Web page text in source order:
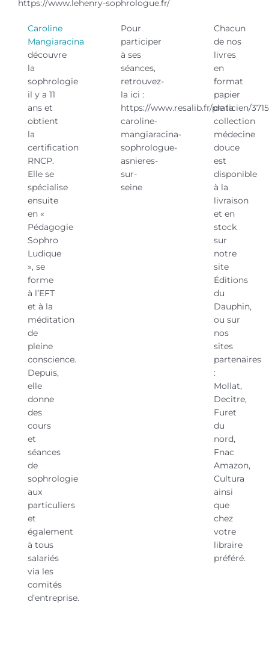
https://www.lehenry-sophrologue.fr/
Caroline
Mangiaracina
découvre
la
sophrologie
il y a 11
ans et
obtient
la
certification
RNCP.
Elle se
spécialise
ensuite
en «
Pédagogie
Sophro
Ludique
», se
forme
à l’EFT
et à la
méditation
de
pleine
conscience.
Depuis,
elle
donne
des
cours
et
séances
de
sophrologie
aux
particuliers
et
également
à tous
salariés
via les
comités
d’entreprise.
Pour
participer
à ses
séances,
retrouvez-
la ici :
https://www.resalib.fr/praticien/
caroline-
mangiaracina-
sophrologue-
asnieres-
sur-
seine
Chacun
de nos
livres
en
format
papier
de la
collection
médecine
douce
est
disponible
à la
livraison
et en
stock
sur
notre
site
Éditions
du
Dauphin,
ou sur
nos
sites
partenaires
:
Mollat,
Decitre,
Furet
du
nord,
Fnac
Amazon,
Cultura
ainsi
que
chez
votre
libraire
préféré.